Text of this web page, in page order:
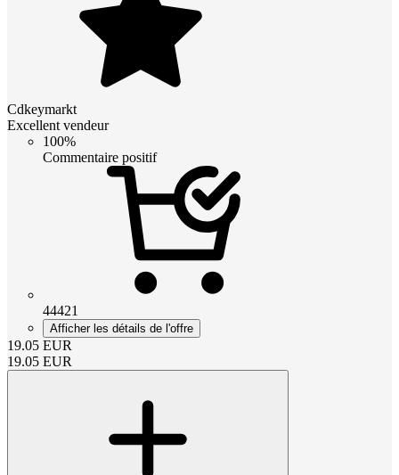
Cdkeymarkt
Excellent vendeur
100%
Commentaire positif
44421
Afficher les détails de l'offre
19.05 EUR
19.05 EUR